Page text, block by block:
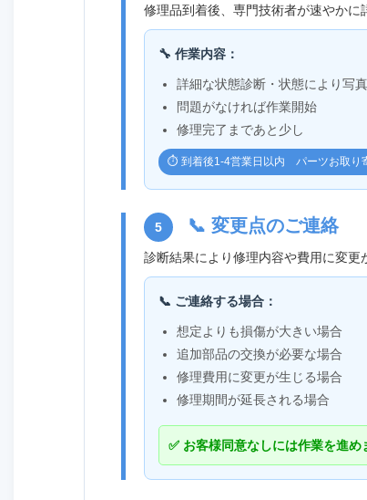
修理品到着後、専門技術者が速やかに
🔧 作業内容：
詳細な状態診断・状態により写
問題がなければ作業開始
修理完了まであと少し
⏱️ 到着後1-4営業日以内 パーツお取り
5 📞 変更点のご連絡
診断結果により修理内容や費用に変更
📞 ご連絡する場合：
想定よりも損傷が大きい場合
追加部品の交換が必要な場合
修理費用に変更が生じる場合
修理期間が延長される場合
✅ お客様同意なしには作業を進め